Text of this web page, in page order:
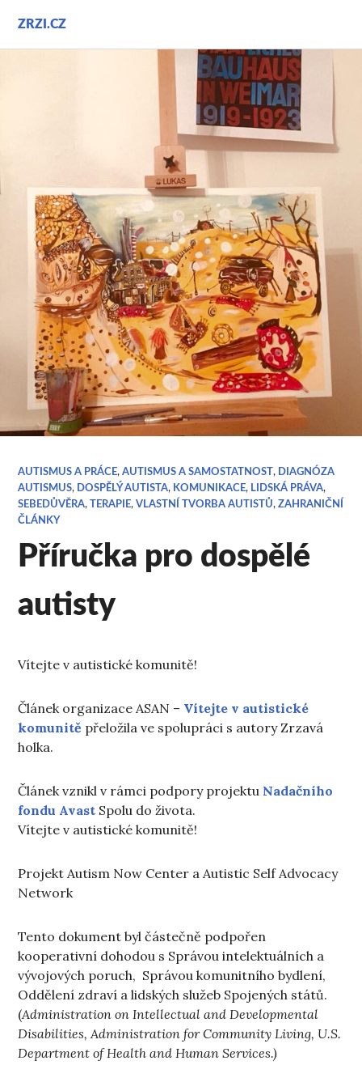
obsahu
ZRZI.CZ
AUTISMUS A PRÁCE,AUTISMUS A SAMOSTATNOST, DIAGNÓZA
AUTISMUS, DOSPĚLÝ AUTISTA, KOMUNIKACE, LIDSKÁ PRÁVA,
SEBEDŮVĚRA,TERAPIE,VLASTNÍ TVORBA AUTISTŮ,ZAHRANIČNÍ
ČLÁNKY
Příručka pro dospělé
autisty
Vítejte v autistické komunitě!
Článek organizace ASAN – Vítejte v autistické
komunitě přeložila ve spolupráci s autory Zrzavá
holka.
Článek vznikl v rámci podpory projektu Nadačního
fondu Avast Spolu do života.
Vítejte v autistické komunitě!
Projekt Autism Now Center a Autistic Self Advocacy
Network
Tento dokument byl částečně podpořen
kooperativní dohodou s Správou intelektuálních a
vývojových poruch, Správou komunitního bydlení,
Oddělení zdraví a lidských služeb Spojených států.
(Administration on Intellectual and Developmental
Disabilities, Administration for Community Living, U.S.
Department of Health and Human Services.)